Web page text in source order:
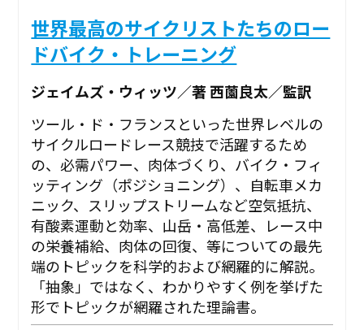
世界最高のサイクリストたちのロー
ドバイク・トレーニング
ジェイムズ・ウィッツ／著 西薗良太／監訳
ツール・ド・フランスといった世界レベルの
サイクルロードレース競技で活躍するため
の、必需パワー、肉体づくり、バイク・フィ
ッティング（ポジショニング）、自転車メカ
ニック、スリップストリームなど空気抵抗、
有酸素運動と効率、山岳・高低差、レース中
の栄養補給、肉体の回復、等についての最先
端のトピックを科学的および網羅的に解説。
「抽象」ではなく、わかりやすく例を挙げた
形でトピックが網羅された理論書。